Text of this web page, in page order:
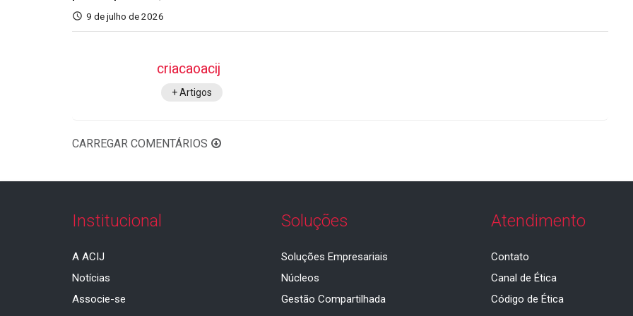
9 de julho de 2026
criacaoacij
+ Artigos
CARREGAR COMENTÁRIOS
Institucional
A ACIJ
Notícias
Associe-se
Soluções
Soluções Empresariais
Núcleos
Gestão Compartilhada
Atendimento
Contato
Canal de Ética
Código de Ética